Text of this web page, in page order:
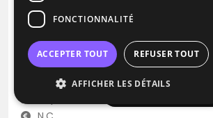
Afficher la carte
DJ
Enjoy Night
RNB Musique Africaine Zouk
Collonges-la-Rouge (19)
FONCTIONNALITÉ
ACCEPTER TOUT REFUSER TOUT
AFFICHER LES DÉTAILS